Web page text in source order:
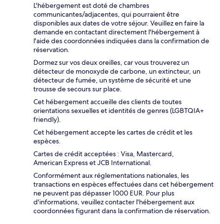
L'hébergement est doté de chambres
communicantes/adjacentes, qui pourraient être
disponibles aux dates de votre séjour. Veuillez en faire la
demande en contactant directement l'hébergement à
l'aide des coordonnées indiquées dans la confirmation de
réservation.
Dormez sur vos deux oreilles, car vous trouverez un
détecteur de monoxyde de carbone, un extincteur, un
détecteur de fumée, un système de sécurité et une
trousse de secours sur place.
Cet hébergement accueille des clients de toutes
orientations sexuelles et identités de genres (LGBTQIA+
friendly).
Cet hébergement accepte les cartes de crédit et les
espèces.
Cartes de crédit acceptées : Visa, Mastercard,
American Express et JCB International.
Conformément aux réglementations nationales, les
transactions en espèces effectuées dans cet hébergement
ne peuvent pas dépasser 1000 EUR. Pour plus
d'informations, veuillez contacter l'hébergement aux
coordonnées figurant dans la confirmation de réservation.